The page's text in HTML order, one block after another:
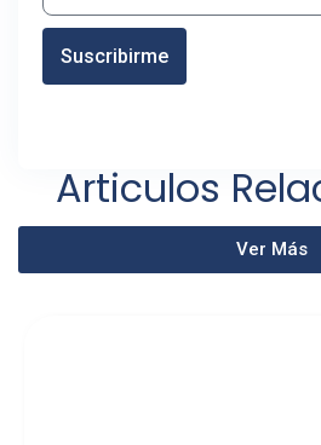
Suscribirme
Articulos
Ver Más